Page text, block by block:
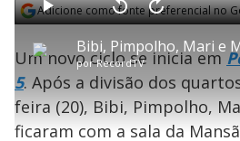
Adicione como fonte preferencial no
P
l
porRecordTV
P V
l
a
r
0
e
g
n
d
A
a
n
ç
a
r
1
s
e
u
n
a
d
e
.
1
0
%
Um novo ciclo se inicia em
5. Após a divisão dos
feira (20), Bibi, Pimpolho,
ficaram com a sala da